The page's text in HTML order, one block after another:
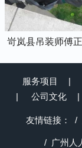
服务项目
公司文化
友情链接：
广州人